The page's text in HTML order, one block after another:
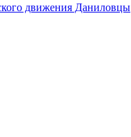
движения Даниловцы